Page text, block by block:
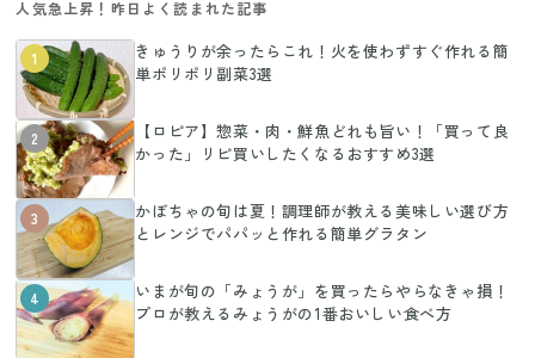
人気急上昇！昨日よく読まれた記事
1
きゅうりが余ったらこれ！火を使わずすぐ作れる簡
単ポリポリ副菜3選
2
【ロピア】惣菜・肉・鮮魚どれも旨い！「買って良
かった」リピ買いしたくなるおすすめ3選
3
かぼちゃの旬は夏！調理師が教える美味しい選び方
とレンジでパパッと作れる簡単グラタン
4
いまが旬の「みょうが」を買ったらやらなきゃ損！
プロが教えるみょうがの1番おいしい食べ方